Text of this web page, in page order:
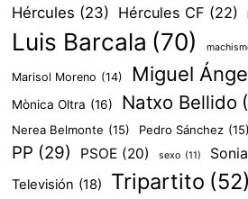
Hércules (23) Hércules CF (22)
Luis Barcala (70)
Marisol Moreno (14) Miguel
Mònica Oltra (16) Natxo Bellido
Nerea Belmonte (15) Pedro Sánchez (15)
PP (29) PSOE (20) sexo (11)
Televisión (18) Tripartito (52)